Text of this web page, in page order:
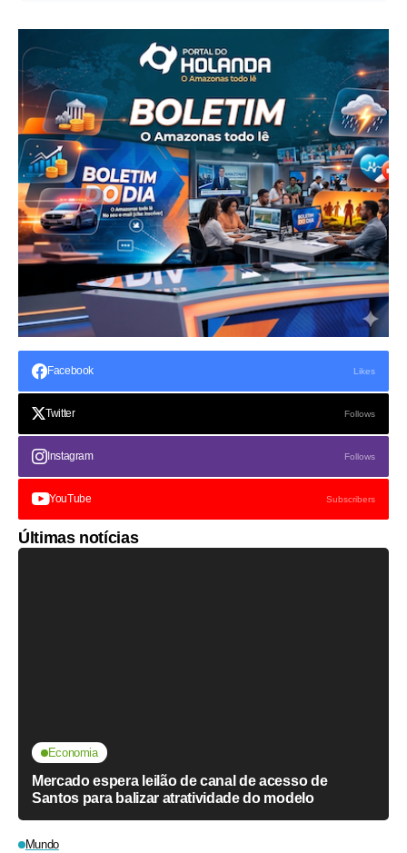
Facebook Likes
Twitter Follows
Instagram Follows
YouTube Subscribers
Últimas notícias
Economia
Mercado espera leilão de canal de acesso de
Santos para balizar atratividade do modelo
Mundo